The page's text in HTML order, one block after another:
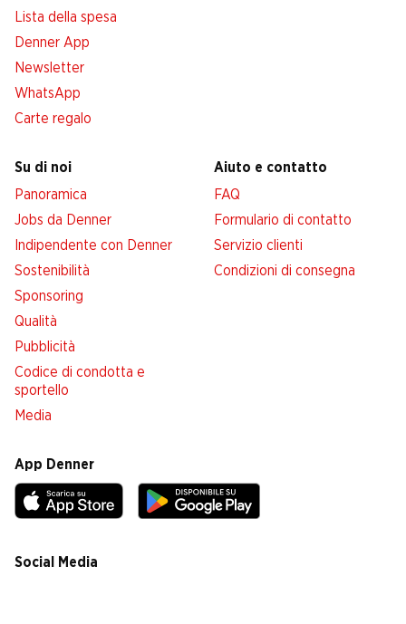
Lista della spesa
Denner App
Newsletter
WhatsApp
Carte regalo
Su di noi
Panoramica
Jobs da Denner
Indipendente con Denner
Sostenibilità
Sponsoring
Qualità
Pubblicità
Codice di condotta e
sportello
Media
Aiuto e contatto
FAQ
Formulario di contatto
Servizio clienti
Condizioni di consegna
App Denner
Social Media